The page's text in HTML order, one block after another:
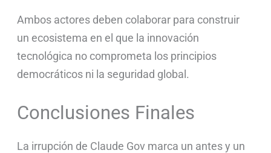
Ambos actores deben colaborar para construir
un ecosistema en el que la innovación
tecnológica no comprometa los principios
democráticos ni la seguridad global.
Conclusiones Finales
La irrupción de Claude Gov marca un antes y un